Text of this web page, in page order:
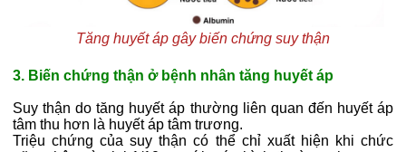
Tăng huyết áp gây biến chứng suy thận
3. Biến chứng thận ở bệnh nhân tăng huyết áp
Suy thận do tăng huyết áp thường liên quan đến huyết áp
tâm thu hơn là huyết áp tâm trương.
Triệu chứng của suy thận có thể chỉ xuất hiện khi chức